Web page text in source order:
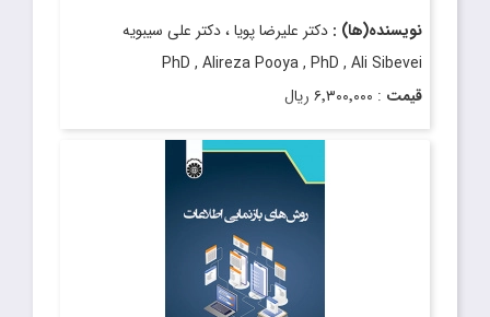
نویسنده(ها) : دکتر علیرضا پویا ، دکتر علی سیبویه
PhD , Alireza Pooya , PhD , Ali Sibevei
قیمت : ۶٬۳۰۰٬۰۰۰ ریال
: اسفند ۱۴۰۳